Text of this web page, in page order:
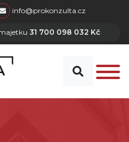
info@prokonzulta.cz
31 700 098 032 Kč